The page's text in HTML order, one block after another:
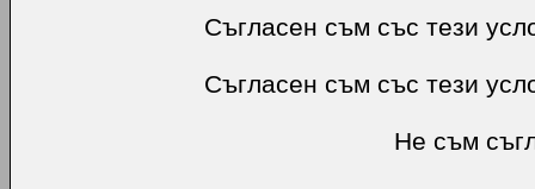
Съгласен съм със тези
Съгласен съм със тези
Не съм